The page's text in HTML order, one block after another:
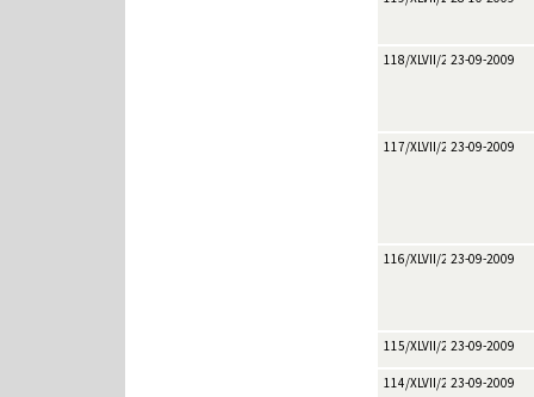
118/XLVII/200923-09-2009
117/XLVII/200923-09-2009
116/XLVII/200923-09-2009
115/XLVII/200923-09-2009
114/XLVII/200923-09-2009